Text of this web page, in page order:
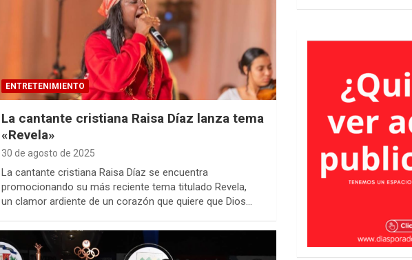
ENTRETENIMIENTO
La cantante cristiana Raisa Díaz lanza tema
«Revela»
30 de agosto de 2025
La cantante cristiana Raisa Díaz se encuentra
promocionando su más reciente tema titulado Revela,
un clamor ardiente de un corazón que quiere que Dios…